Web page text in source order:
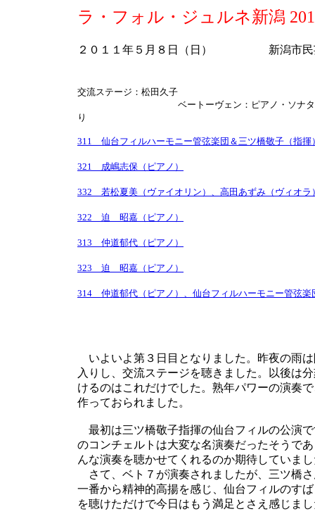
ラ・フォル・ジュルネ新潟
２０１１年５月８日（日） 新潟市民
交流ステージ：松田久子
ベートーヴェン：ピアノ・ソナタ第１７
り
311 仙台フィルハーモニー管弦楽団＆三ツ橋敬子（指揮
321 成嶋志保（ピアノ）
332 若松夏美（ヴァイオリン）、高田あずみ（ヴィオラ
322 迫 昭嘉（ピアノ）
313 仲道郁代（ピアノ）
323 迫 昭嘉（ピアノ）
314 仲道郁代（ピアノ）、仙台フィルハーモニー管弦楽
いよいよ第３日目となりました。昨夜の雨
入りし、交流ステージを聴きました。以後は
けるのはこれだけでした。熟年パワーの演奏
作っておられました。
最初は三ツ橋敬子指揮の仙台フィルの公演
のコンチェルトは大変な名演奏だったそうで
んな演奏を聴かせてくれるのか期待していま
さて、ベト７が演奏されましたが、三ツ橋
一番から精神的高揚を感じ、仙台フィルのす
を聴けただけで今日はもう満足とさえ感じま